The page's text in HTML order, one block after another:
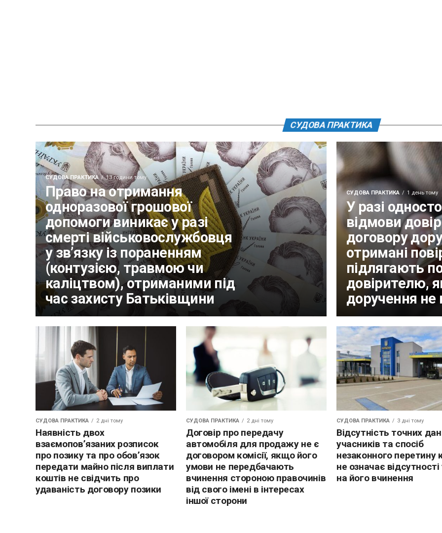
СУДОВА ПРАКТИКА
СУДОВА ПРАКТИКА 13 години тому
Право на отримання
одноразової грошової
допомоги виникає у разі
смерті військовослужбовця
у зв’язку із пораненням
(контузією, травмою чи
каліцтвом), отриманими під
час захисту Батьківщини
СУДОВА ПРАКТИКА 1 день тому
У разі
відмови
договору
отримані
підлягають
довірителю,
доручення не
СУДОВА ПРАКТИКА 2 дні тому
Наявність двох
взаємопов’язаних розписок
про позику та про обов’язок
передати майно після виплати
коштів не свідчить про
удаваність договору позики
СУДОВА ПРАКТИКА 2 дні тому
Договір про передачу
автомобіля для продажу не є
договором комісії, якщо його
умови не передбачають
вчинення стороною правочинів
від свого імені в інтересах
іншої сторони
СУДОВА ПРАКТИКА 3 дні тому
Відсутність точних
учасників та спосіб
незаконного перетину
не означає
на його вчинення